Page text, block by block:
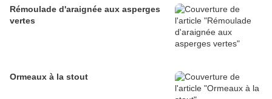
Rémoulade d'araignée aux asperges
vertes
Ormeaux à la stout